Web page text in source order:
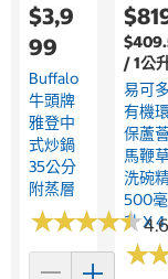
$3,9
99
Buffalo
牛頭牌
雅登中
式炒鍋
35公分
附蒸層
★★★★★
★★★★★
/ 1公
易可多
有機
保蘆
馬鞭
洗碗
500毫
升 X
★
★